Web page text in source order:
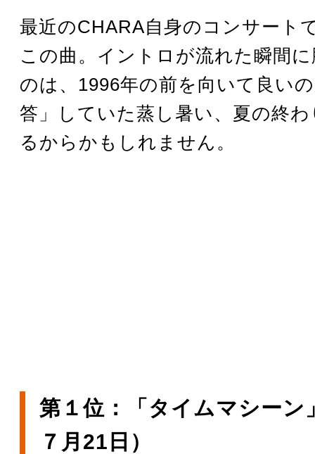
最近のCHARA自身のコンサート
この曲。イントロが流れた瞬間
のは、1996年の前を向いて良い
答」していた蒸し暑い、夏の終
るからかもしれません。
第１位：「タイムマシーン
７月21日）